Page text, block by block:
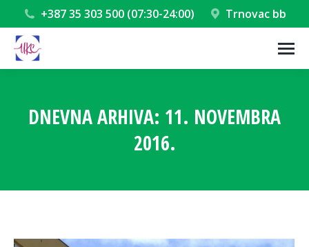
+387 35 303 500 (07:30-24:00) Trnovac bb
DNEVNA ARHIVA: 11. NOVEMBRA
2016.